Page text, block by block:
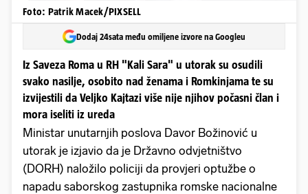
Foto: Patrik Macek/PIXSELL
Dodaj 24sata među omiljene izvore na Googleu
Iz Saveza Roma u RH "Kali Sara" u utorak su osudili
svako nasilje, osobito nad ženama i Romkinjama te su
izvijestili da Veljko Kajtazi više nije njihov počasni član i
mora iseliti iz ureda
Ministar unutarnjih poslova Davor Božinović u
utorak je izjavio da je Državno odvjetništvo
(DORH) naložilo policiji da provjeri optužbe o
napadu saborskog zastupnika romske nacionalne